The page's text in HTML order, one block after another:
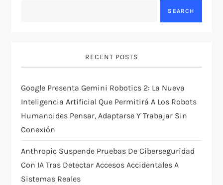
a
t
i
o
n
SEARCH
RECENT POSTS
Google Presenta Gemini Robotics 2: La Nueva
Inteligencia Artificial Que Permitirá A Los Robots
Humanoides Pensar, Adaptarse Y Trabajar Sin
Conexión
Anthropic Suspende Pruebas De Ciberseguridad
Con IA Tras Detectar Accesos Accidentales A
Sistemas Reales